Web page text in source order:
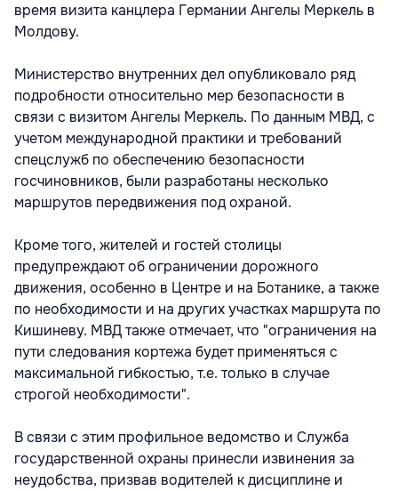
время визита канцлера Германии Ангелы Меркель в
Молдову.
Министерство внутренних дел опубликовало ряд
подробности относительно мер безопасности в
связи с визитом Ангелы Меркель. По данным МВД, с
учетом международной практики и требований
спецслужб по обеспечению безопасности
госчиновников, были разработаны несколько
маршрутов передвижения под охраной.
Кроме того, жителей и гостей столицы
предупреждают об ограничении дорожного
движения, особенно в Центре и на Ботанике, а также
по необходимости и на других участках маршрута по
Кишиневу. МВД также отмечает, что "ограничения на
пути следования кортежа будет применяться с
максимальной гибкостью, т.е. только в случае
строгой необходимости".
В связи с этим профильное ведомство и Служба
государственной охраны принесли извинения за
неудобства, призвав водителей к дисциплине и